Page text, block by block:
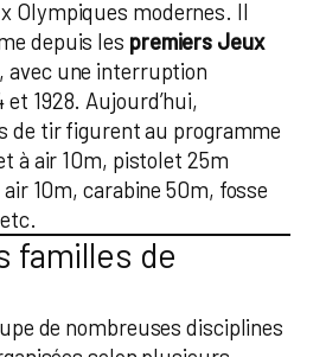
Olympiques modernes. Il
depuis les premiers Jeux
, avec une interruption
1928. Aujourd’hui,
de tir figurent au programme
à air 10m, pistolet 25m
10m, carabine 50m, fosse
familles de
de nombreuses disciplines